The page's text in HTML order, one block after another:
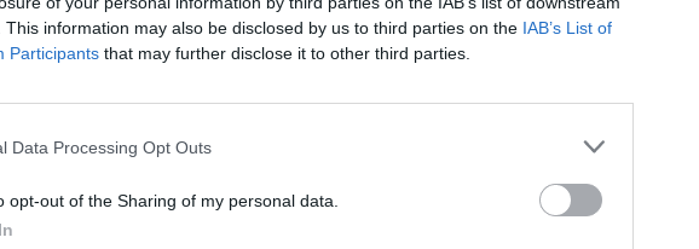
This information may also be disclosed by us to third parties on the IAB’s List of
Participants that may further disclose it to other third parties.
Data Processing Opt Outs
opt-out of the Sharing of my personal data.
a világgazdaság hatalmi tömbökre való széttöredezése óriási gazdasági károkkal
látja, hogy amennyiben Kína és az Egyesült Államok vezetésével kettészakad a
amit a világkereskedelem bővülése...